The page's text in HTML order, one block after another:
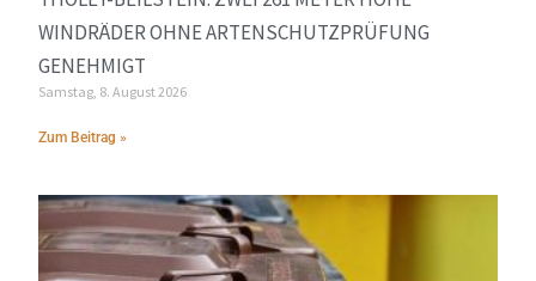
WINDRÄDER OHNE ARTENSCHUTZPRÜFUNG
GENEHMIGT
Samstag, 8. August 2026
Zum Beitrag »